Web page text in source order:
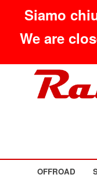
Siamo
We are
OFFROAD